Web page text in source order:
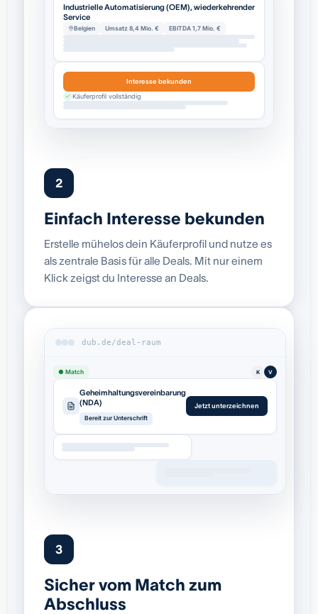
Industrielle Automatisierung (OEM), wiederkehrender
Service
Belgien Umsatz 8,4 Mio. € EBITDA 1,7 Mio. €
Interesse bekunden
Käuferprofil vollständig
2
Einfach Interesse bekunden
Erstelle mühelos dein Käuferprofil und nutze es
als zentrale Basis für alle Deals. Mit nur einem
Klick zeigst du Interesse an Deals.
dub.de/deal-raum
● Match K V
Geheimhaltungsvereinbarung
(NDA)
Bereit zur Unterschrift
Jetzt unterzeichnen
3
Sicher vom Match zum
Abschluss